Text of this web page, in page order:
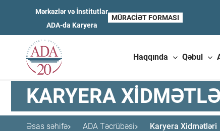
Mərkəzlər və İnstitutlar
ADA-da Karyera
MÜRACIƏT FORMASI
Haqqında Qəbul
KARYERA
Əsas səhifə ADA Təcrübəsi Karyera Xidmətləri